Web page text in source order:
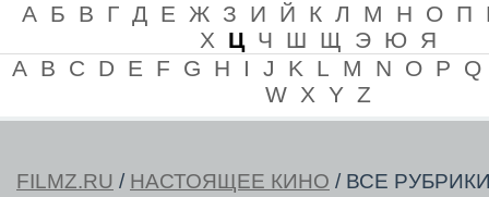
А Б В Г Д Е Ж З И Й К Л М Н О П
Х
Ц Ч Ш Щ Э Ю Я
A B C D E F G H I J K L M N O P
Q
W X Y Z
FILMZ.RU / НАСТОЯЩЕЕ КИНО / ВСЕ